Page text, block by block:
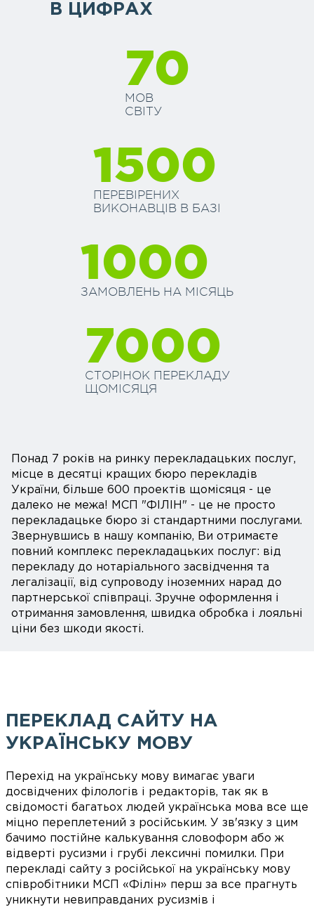
70
МОВ
СВІТУ
1500
ПЕРЕВІРЕНИХ
ВИКОНАВЦІВ В БАЗІ
1000
ЗАМОВЛЕНЬ НА МІСЯЦЬ
7000
СТОРІНОК ПЕРЕКЛАДУ
ЩОМІСЯЦЯ
В ЦИФРАХ
Понад 7 років на ринку перекладацьких послуг,
місце в десятці кращих бюро перекладів
України, більше 600 проектів щомісяця - це
далеко не межа! МСП "ФІЛІН" - це не просто
перекладацьке бюро зі стандартними послугами.
Звернувшись в нашу компанію, Ви отримаєте
повний комплекс перекладацьких послуг: від
перекладу до нотаріального засвідчення та
легалізації, від супроводу іноземних нарад до
партнерської співпраці. Зручне оформлення і
отримання замовлення, швидка обробка і лояльні
ціни без шкоди якості.
ПЕРЕКЛАД САЙТУ НА
УКРАЇНСЬКУ МОВУ
Перехід на українську мову вимагає уваги
досвідчених філологів і редакторів, так як в
свідомості багатьох людей українська мова все ще
міцно переплетений з російським. У зв'язку з цим
бачимо постійне калькування словоформ або ж
відверті русизми і грубі лексичні помилки. При
перекладі сайту з російської на українську мову
співробітники МСП «Філін» перш за все прагнуть
уникнути невиправданих русизмів і